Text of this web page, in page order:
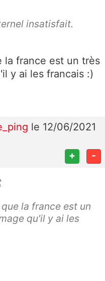
insatisfait.
la france est un très
y ai les francais :)
le 12/06/2021
+ -
la france est un
qu'il y ai les